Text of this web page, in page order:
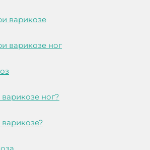
варикозе
варикозе ног
ног?